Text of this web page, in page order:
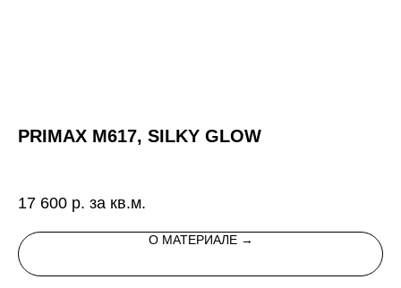
PRIMAX M617, SILKY GLOW
17 600 р. за кв.м.
О МАТЕРИАЛЕ →